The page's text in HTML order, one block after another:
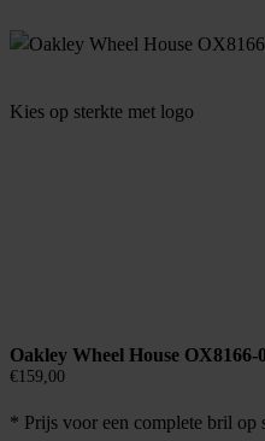
Kies op sterkte met logo
Oakley Wheel House
€159,00
* Prijs voor een complete bril op